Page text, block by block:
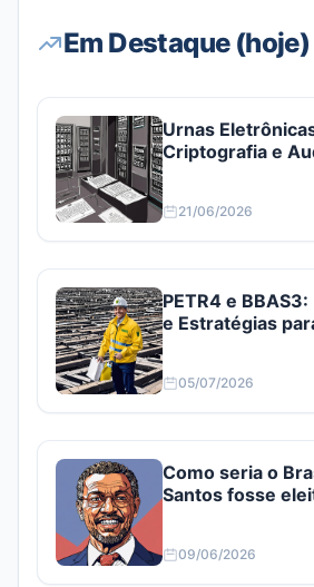
Em Destaque (hoje)
Urnas
Criptografia e
21/06/2026
PETR4 e
e Estratégias
05/07/2026
Como seria o
Santos fosse
09/06/2026